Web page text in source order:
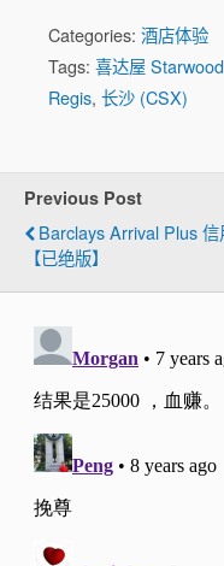
Categories: 酒店体验
Tags: 喜达屋
Regis, 长沙 (CSX)
Previous Post
Barclays Arrival Plus 信
【已绝版】